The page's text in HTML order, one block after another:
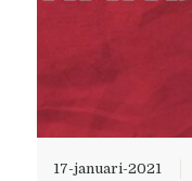
17-januari-2021